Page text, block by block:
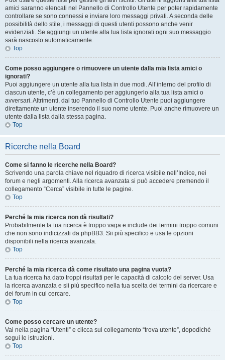
amici saranno elencati nel Pannello di Controllo Utente per poter rapidamente
controllare se sono connessi e inviare loro messaggi privati. A seconda delle
possibilità dello stile, i messaggi di questi utenti possono anche venir
evidenziati. Se aggiungi un utente alla tua lista ignorati ogni suo messaggio
sarà nascosto automaticamente.
Top
Come posso aggiungere o rimuovere un utente dalla mia lista amici o
ignorati?
Puoi aggiungere un utente alla tua lista in due modi. All’interno del profilo di
ciascun utente, c’è un collegamento per aggiungerlo alla tua lista amici o
avversari. Altrimenti, dal tuo Pannello di Controllo Utente puoi aggiungere
direttamente un utente inserendo il suo nome utente. Puoi anche rimuovere un
utente dalla lista dalla stessa pagina.
Top
Ricerche nella Board
Come si fanno le ricerche nella Board?
Scrivendo una parola chiave nel riquadro di ricerca visibile nell’Indice, nei
forum e negli argomenti. Alla ricerca avanzata si può accedere premendo il
collegamento “Cerca” visibile in tutte le pagine.
Top
Perché la mia ricerca non dà risultati?
Probabilmente la tua ricerca è troppo vaga e include dei termini troppo comuni
che non sono indicizzati da phpBB3. Sii più specifico e usa le opzioni
disponibili nella ricerca avanzata.
Top
Perché la mia ricerca dà come risultato una pagina vuota?
La tua ricerca ha dato troppi risultati per le capacità di calcolo del server. Usa
la ricerca avanzata e sii più specifico nella tua scelta dei termini da ricercare e
dei forum in cui cercare.
Top
Come posso cercare un utente?
Vai nella pagina “Utenti” e clicca sul collegamento “trova utente”, dopodiché
segui le istruzioni.
Top